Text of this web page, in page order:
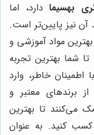
بهسیمادارد، اما
آن نیز پایین‌تر است.
بهترین مواد آموزشی و
شما بهترین تجربه
اطمینان خاطر، وارد
برندهای معتبر و
می‌کنند تا بهترین
کسب کنید. به عنوان